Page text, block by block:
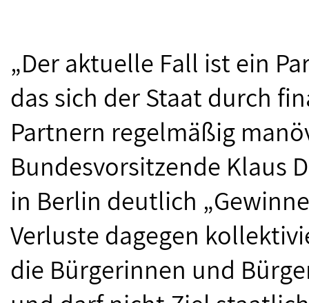
„Der aktuelle Fall ist ein
das sich der Staat durch
Partnern regelmäßig
Bundesvorsitzende Klaus
in Berlin deutlich
Verluste dagegen
die Bürgerinnen und